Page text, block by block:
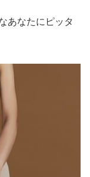
あなたにピッタ